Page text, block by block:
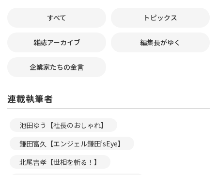
すべて トピックス
雑誌アーカイブ 編集長がゆく
企業家たちの金言
連載執筆者
池田ゆう【社長のおしゃれ】
鎌田富久【エンジェル鎌田’sEye】
北尾吉孝【世相を斬る！】